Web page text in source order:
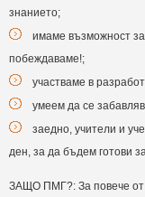
знанието;
имаме възможност
побеждаваме!;
участваме в
умеем да се
заедно, учители и
ден, за да бъдем готови
ЗАЩО ПМГ?: За повече